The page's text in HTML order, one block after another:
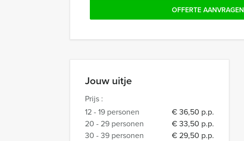
Jouw uitje
Prijs :
12 - 19 personen
€ 36,50 p.p.
20 - 29 personen
€ 33,50 p.p.
30 - 39 personen
€ 29,50 p.p.
OFFERTE AANVRAGEN